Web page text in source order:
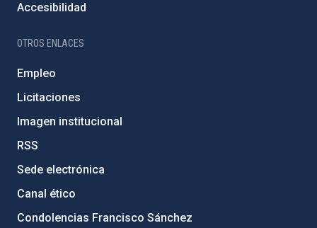
Accesibilidad
OTROS ENLACES
Empleo
Licitaciones
Imagen institucional
RSS
Sede electrónica
Canal ético
Condolencias Francisco Sánchez